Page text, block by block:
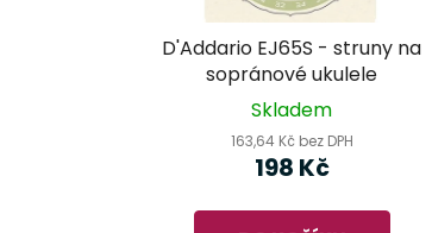
D'Addario EJ65S - struny na
sopránové ukulele
Skladem
163,64 Kč bez DPH
198 Kč